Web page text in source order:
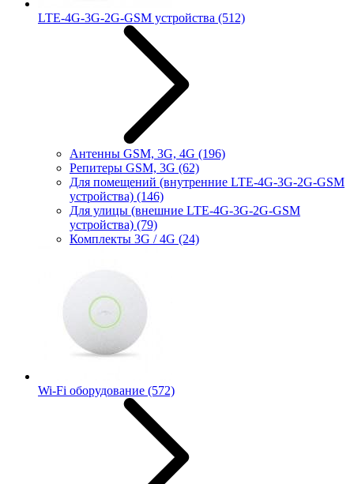
LTE-4G-3G-2G-GSM устройства (512)
Антенны GSM, 3G, 4G (196)
Репитеры GSM, 3G (62)
Для помещений (внутренние LTE-4G-3G-2G-GSM
устройства) (146)
Для улицы (внешние LTE-4G-3G-2G-GSM
устройства) (79)
Комплекты 3G / 4G (24)
Wi-Fi оборудование (572)